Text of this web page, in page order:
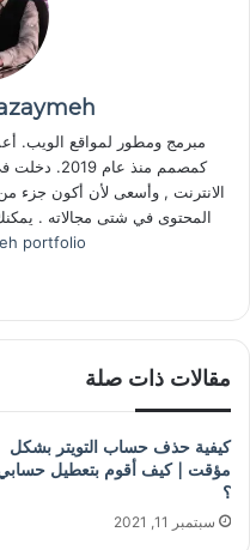
مبرمج ومطور لمواقع الويب.
كمصمم منذ
الانترنت , وأسعى لأن أكون جزء من
المحتوى في شتى مجالاته .
portfolio
مقالات ذات صلة
كيفية حذف حساب التويتر بشكل
مؤقت | كيف أقوم بتعطيل
؟
سبتمبر 11, 2021